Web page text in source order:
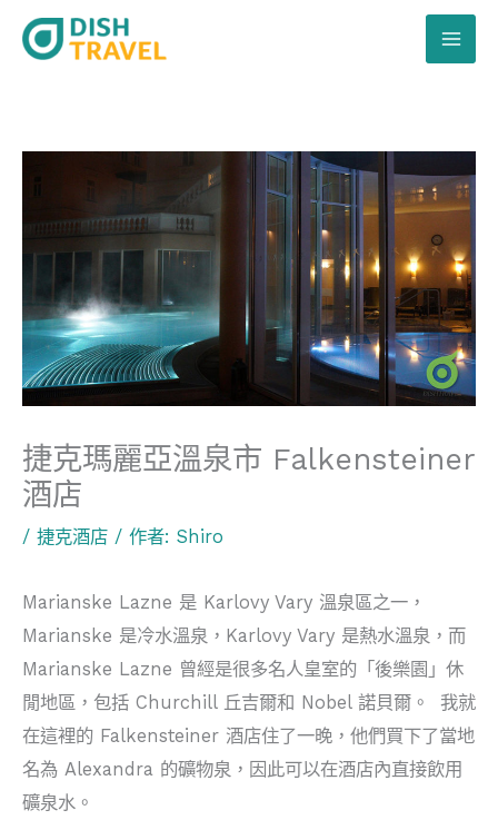
捷克瑪麗亞溫泉市 Falkensteiner
酒店
/ 捷克酒店 / 作者: Shiro
Marianske Lazne 是 Karlovy Vary 溫泉區之一，
Marianske 是冷水溫泉，Karlovy Vary 是熱水溫泉，而
Marianske Lazne 曾經是很多名人皇室的「後樂園」休
閒地區，包括 Churchill 丘吉爾和 Nobel 諾貝爾。 我就
在這裡的 Falkensteiner 酒店住了一晚，他們買下了當地
名為 Alexandra 的礦物泉，因此可以在酒店內直接飲用
礦泉水。